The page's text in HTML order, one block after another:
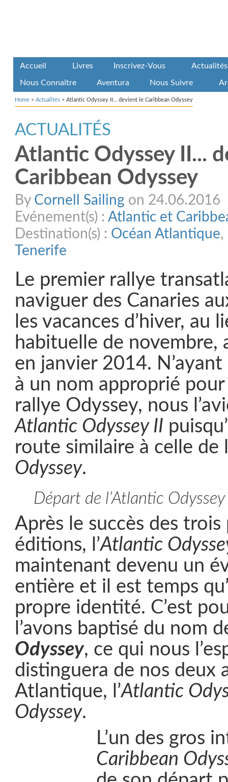
Accueil Livres Inscrivez-Vous Actualités
Nous Connaître Aventura Nous Suivre
Home > Actualités > Atlantic Odyssey II… devient le Caribbean Odyssey
ACTUALITÉS
Atlantic Odyssey II...
Caribbean Odyssey
By Cornell Sailing on 24.06.2016
Evénement(s) : Atlantic et
Destination(s) : Océan Atlantique,
Tenerife
Le premier rallye
naviguer des Canaries
les vacances d’hiver, au
habituelle de novembre,
en janvier 2014. N’ayant
à un nom approprié
rallye Odyssey, nous
Atlantic Odyssey II
route similaire à celle de
Odyssey.
Départ de l’Atlantic
Après le succès des trois
éditions, l’Atlantic
maintenant devenu un
entière et il est temps
propre identité. C’est
l’avons baptisé du nom
Odyssey, ce qui nous
distinguera de nos deux
Atlantique, l’Atlantic
Odyssey.
L’un des gros
Caribbean